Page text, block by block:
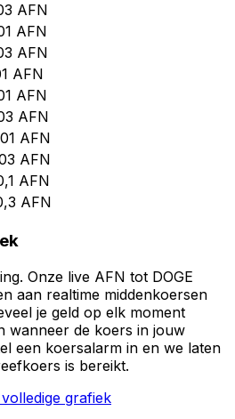
AFN
AFN
AFN
AFN
AFN
AFN
AFN
AFN
AFN
AFN
Onze live AFN tot DOGE
aan realtime middenkoersen
je geld op elk moment
wanneer de koers in jouw
een koersalarm in en we laten
is bereikt.
grafiek